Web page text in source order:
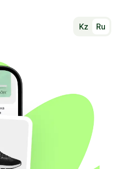
Kz Ru